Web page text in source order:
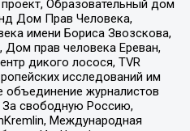
Образовательный дом
Дом Прав Человека,
имени Бориса Звозскова,
прав человека Ереван,
дикого лосося, TVR
исследований им
объединение журналистов
свободную Россию,
Международная